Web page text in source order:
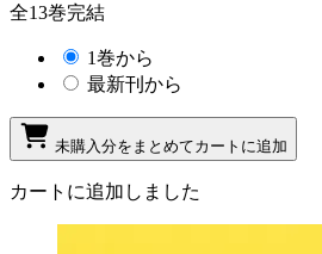
全13巻完結
1巻から
最新刊から
未購入分をまとめてカートに追加
カートに追加しました